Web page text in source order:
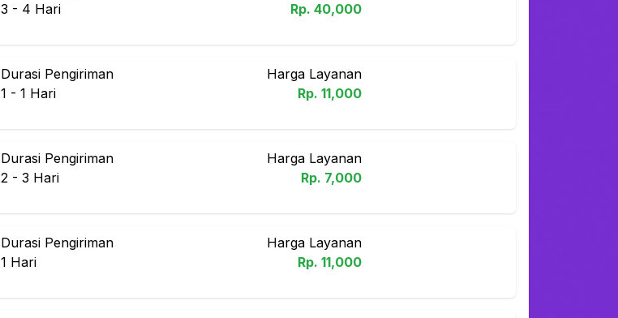
3 - 4 Hari
Rp. 40,000
Durasi Pengiriman
1 - 1 Hari
Harga Layanan
Rp. 11,000
Durasi Pengiriman
2 - 3 Hari
Harga Layanan
Rp. 7,000
Durasi Pengiriman
1 Hari
Harga Layanan
Rp. 11,000